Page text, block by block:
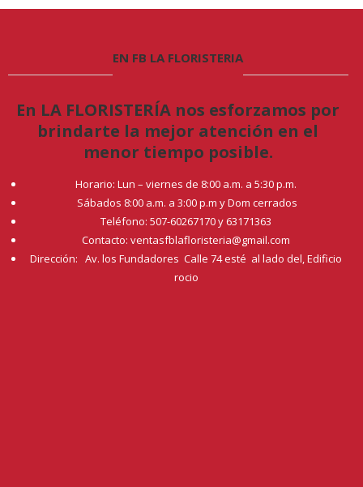
EN FB LA FLORISTERIA
En LA FLORISTERÍA nos esforzamos por
brindarte la mejor atención en el
menor tiempo posible.
Horario: Lun – viernes de 8:00 a.m. a 5:30 p.m.
Sábados 8:00 a.m. a 3:00 p.m y Dom cerrados
Teléfono: 507-60267170 y 63171363
Contacto: ventasfblafloristeria@gmail.com
Dirección: Av. los Fundadores Calle 74 esté al lado del, Edificio
rocio